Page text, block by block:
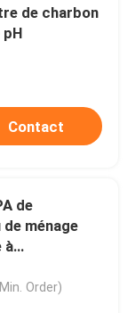
de charbon
Contact
de
ménage
à
Order)